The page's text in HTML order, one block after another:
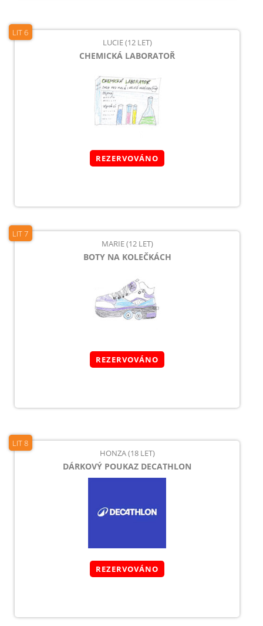
LIT 6
LUCIE (12 LET)
CHEMICKÁ LABORATOŘ
REZERVOVÁNO
LIT 7
MARIE (12 LET)
BOTY NA KOLEČKÁCH
REZERVOVÁNO
LIT 8
HONZA (18 LET)
DÁRKOVÝ POUKAZ DECATHLON
REZERVOVÁNO